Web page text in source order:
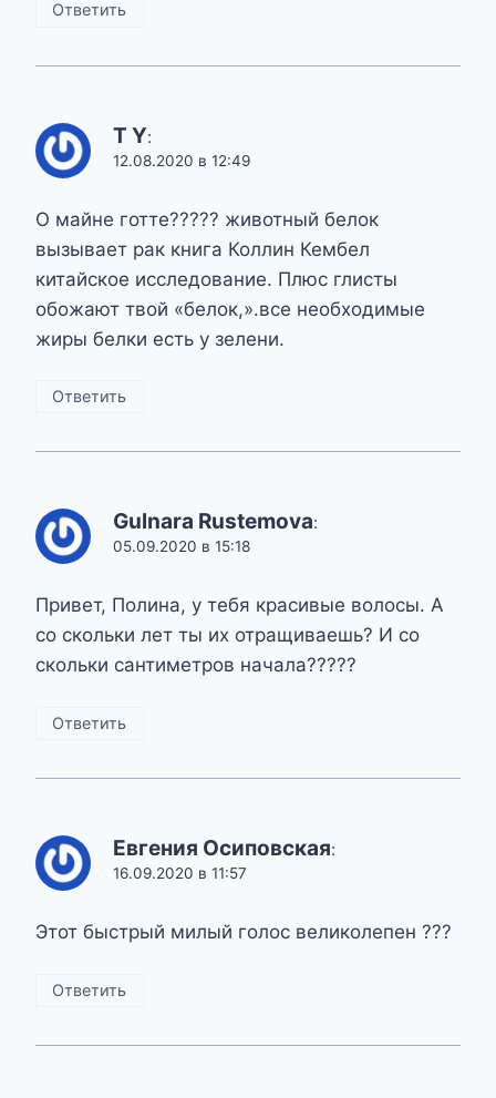
Ответить
T Y:
12.08.2020 в 12:49
О майне готте????? животный белок
вызывает рак книга Коллин Кембел
китайское исследование. Плюс глисты
обожают твой «белок,».все необходимые
жиры белки есть у зелени.
Ответить
Gulnara Rustemova:
05.09.2020 в 15:18
Привет, Полина, у тебя красивые волосы. А
со скольки лет ты их отращиваешь? И со
скольки сантиметров начала?????
Ответить
Евгения Осиповская:
16.09.2020 в 11:57
Этот быстрый милый голос великолепен ???
Ответить